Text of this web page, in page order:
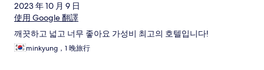
2023 年 10 月 9 日
使用 Google 翻譯
깨끗하고 넓고 너무 좋아요 가성비 최고의 호텔입니다!
minkyung，1 晚旅行